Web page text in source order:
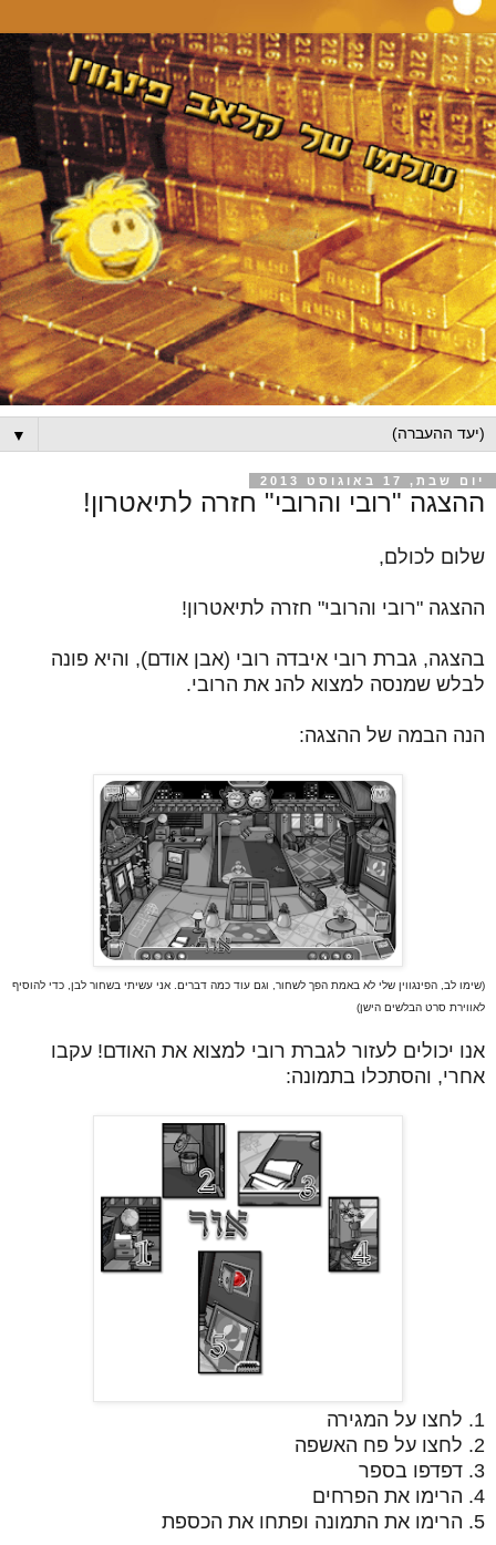
▼
יום שבת, 17 באוגוסט 2013
ההצגה "רובי והרובי" חזרה לתיאטרון!
שלום לכולם,
ההצגה "רובי והרובי" חזרה לתיאטרון!
בהצגה, גברת רובי איבדה רובי (אבן אודם), והיא פונה
לבלש שמנסה למצוא להנ את הרובי.
הנה הבמה של ההצגה:
(שימו לב, הפינגווין שלי לא באמת הפך לשחור, וגם עוד כמה דברים. אני עשיתי בשחור לבן, כדי להוסיף
לאווירת סרט הבלשים הישן)
אנו יכולים לעזור לגברת רובי למצוא את האודם! עקבו
אחרי, והסתכלו בתמונה:
1. לחצו על המגירה
2. לחצו על פח האשפה
3. דפדפו בספר
4. הרימו את הפרחים
5. הרימו את התמונה ופתחו את הכספת